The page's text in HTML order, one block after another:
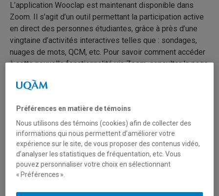
L’application Wooclap est maintenant disponible dans
Zoom. Il s’agit d’un outil permettant la participation active
en direct des personnes étudiantes, grâce à près d’une
vingtaine d’activités interactives telles que : sondages,
nuages de mots, QCM, etc. Pour savoir comment accéder
à cette nouvelle fonctionnalité via Zoom, consulter la page
adresse courriel UQAM sur la page
l’application.
1Découvrir Zoom
Zoom est un outil de vidéoconférence et de webinaire
Préférences en matière de témoins
Nous utilisons des témoins (cookies) afin de collecter des
informations qui nous permettent d’améliorer votre
expérience sur le site, de vous proposer des contenus vidéo,
d’analyser les statistiques de fréquentation, etc. Vous
pouvez personnaliser votre choix en sélectionnant
« Préférences ».